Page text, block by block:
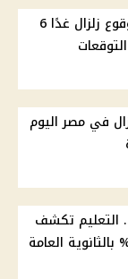
البحوث الفلكية تحسم مزاعم وقوع زلزال غدًا 6
في مصر اليوم
التعليم تكشف